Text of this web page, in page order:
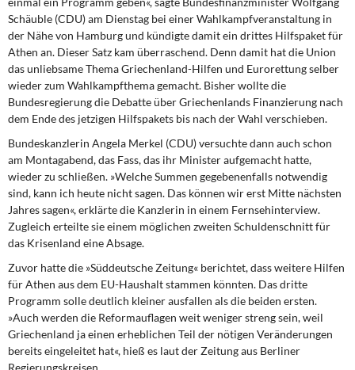
DIE LINKE
Weitere Themen
Memo-Gruppe
Institut Solidarische Moderne
Rosa-Luxemburg-Stiftung
Über mich
Schäuble (CDU) am Dienstag bei einer Wahlkampfveranstaltung in
der Nähe von Hamburg und kündigte damit ein drittes Hilfspaket für
Athen an. Dieser Satz kam überraschend. Denn damit hat die Union
das unliebsame Thema Griechenland-Hilfen und Eurorettung selber
wieder zum Wahlkampfthema gemacht. Bisher wollte die
Bundesregierung die Debatte über Griechenlands Finanzierung nach
dem Ende des jetzigen Hilfspakets bis nach der Wahl verschieben.
Bundeskanzlerin Angela Merkel (CDU) versuchte dann auch schon
am Montagabend, das Fass, das ihr Minister aufgemacht hatte,
wieder zu schließen. »Welche Summen gegebenenfalls notwendig
sind, kann ich heute nicht sagen. Das können wir erst Mitte nächsten
Jahres sagen«, erklärte die Kanzlerin in einem Fernsehinterview.
Zugleich erteilte sie einem möglichen zweiten Schuldenschnitt für
das Krisenland eine Absage.
Zuvor hatte die »Süddeutsche Zeitung« berichtet, dass weitere Hilfen
für Athen aus dem EU-Haushalt stammen könnten. Das dritte
Programm solle deutlich kleiner ausfallen als die beiden ersten.
»Auch werden die Reformauflagen weit weniger streng sein, weil
Griechenland ja einen erheblichen Teil der nötigen Veränderungen
bereits eingeleitet hat«, hieß es laut der Zeitung aus Berliner
Regierungskreisen.